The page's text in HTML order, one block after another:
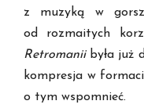
z muzyką w
od rozmaitych
Retromaniibyła już
kompresja w
o tym wspomnieć.